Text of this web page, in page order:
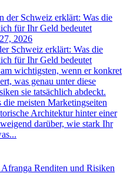
2026
Schweiz erklärt: Was die
für Ihr Geld bedeutet
wichtigsten, wenn er konkret
was genau unter diese
sie tatsächlich abdeckt.
meisten Marketingseiten
Architektur hinter einer
darüber, wie stark Ihr